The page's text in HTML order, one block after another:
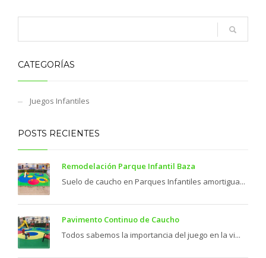
CATEGORÍAS
Juegos Infantiles
POSTS RECIENTES
Remodelación Parque Infantil Baza
Suelo de caucho en Parques Infantiles amortigua...
Pavimento Continuo de Caucho
Todos sabemos la importancia del juego en la vi...